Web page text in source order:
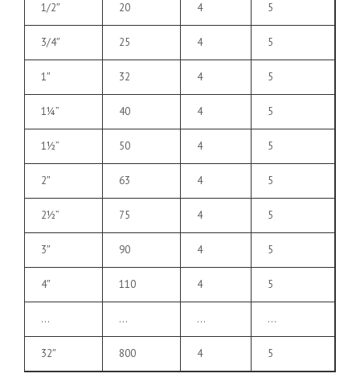
1/2″ 20 4 5
3/4″ 25 4 5
1″ 32 4 5
1¼” 40 4 5
1½” 50 4 5
2″ 63 4 5
2½” 75 4 5
3″ 90 4 5
4″ 110 4 5
… … … …
32″ 800 4 5